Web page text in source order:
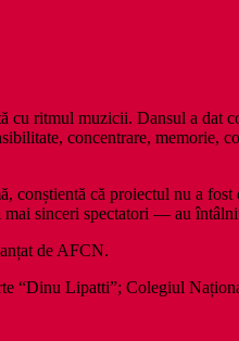
ritmul muzicii. Dansul a dat
concentrare, memorie,
că proiectul nu a
sinceri spectatori — au
de AFCN.
Lipatti”; Colegiul